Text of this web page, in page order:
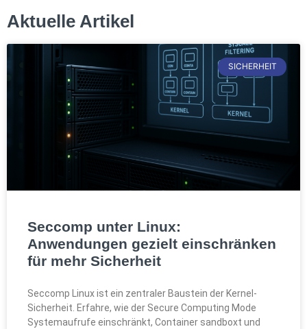
Aktuelle Artikel
SICHERHEIT
Seccomp unter Linux:
Anwendungen gezielt einschränken
für mehr Sicherheit
Seccomp Linux ist ein zentraler Baustein der Kernel-
Sicherheit. Erfahre, wie der Secure Computing Mode
Systemaufrufe einschränkt, Container sandboxt und